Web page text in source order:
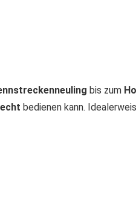
bis zum
bedienen kann.